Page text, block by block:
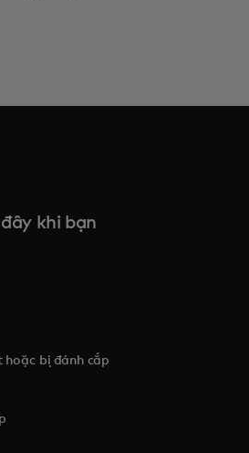
khi bạn
hoặc bị đánh cắp